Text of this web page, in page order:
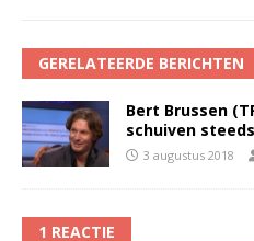
GERELATEERDE BERICHTEN
Bert Brussen
schuiven
3 augustus 2018
1 REACTIE